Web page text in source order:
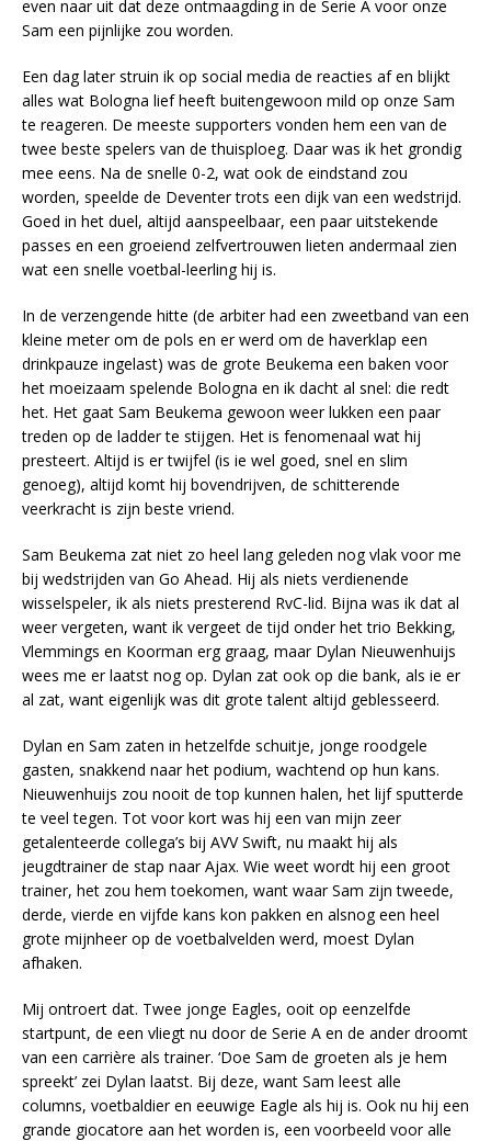
even naar uit dat deze ontmaagding in de Serie A voor onze
Sam een pijnlijke zou worden.
Een dag later struin ik op social media de reacties af en blijkt
alles wat Bologna lief heeft buitengewoon mild op onze Sam
te reageren. De meeste supporters vonden hem een van de
twee beste spelers van de thuisploeg. Daar was ik het grondig
mee eens. Na de snelle 0-2, wat ook de eindstand zou
worden, speelde de Deventer trots een dijk van een wedstrijd.
Goed in het duel, altijd aanspeelbaar, een paar uitstekende
passes en een groeiend zelfvertrouwen lieten andermaal zien
wat een snelle voetbal-leerling hij is.
In de verzengende hitte (de arbiter had een zweetband van een
kleine meter om de pols en er werd om de haverklap een
drinkpauze ingelast) was de grote Beukema een baken voor
het moeizaam spelende Bologna en ik dacht al snel: die redt
het. Het gaat Sam Beukema gewoon weer lukken een paar
treden op de ladder te stijgen. Het is fenomenaal wat hij
presteert. Altijd is er twijfel (is ie wel goed, snel en slim
genoeg), altijd komt hij bovendrijven, de schitterende
veerkracht is zijn beste vriend.
Sam Beukema zat niet zo heel lang geleden nog vlak voor me
bij wedstrijden van Go Ahead. Hij als niets verdienende
wisselspeler, ik als niets presterend RvC-lid. Bijna was ik dat al
weer vergeten, want ik vergeet de tijd onder het trio Bekking,
Vlemmings en Koorman erg graag, maar Dylan Nieuwenhuijs
wees me er laatst nog op. Dylan zat ook op die bank, als ie er
al zat, want eigenlijk was dit grote talent altijd geblesseerd.
Dylan en Sam zaten in hetzelfde schuitje, jonge roodgele
gasten, snakkend naar het podium, wachtend op hun kans.
Nieuwenhuijs zou nooit de top kunnen halen, het lijf sputterde
te veel tegen. Tot voor kort was hij een van mijn zeer
getalenteerde collega’s bij AVV Swift, nu maakt hij als
jeugdtrainer de stap naar Ajax. Wie weet wordt hij een groot
trainer, het zou hem toekomen, want waar Sam zijn tweede,
derde, vierde en vijfde kans kon pakken en alsnog een heel
grote mijnheer op de voetbalvelden werd, moest Dylan
afhaken.
Mij ontroert dat. Twee jonge Eagles, ooit op eenzelfde
startpunt, de een vliegt nu door de Serie A en de ander droomt
van een carrière als trainer. ‘Doe Sam de groeten als je hem
spreekt’ zei Dylan laatst. Bij deze, want Sam leest alle
columns, voetbaldier en eeuwige Eagle als hij is. Ook nu hij een
grande giocatore aan het worden is, een voorbeeld voor alle